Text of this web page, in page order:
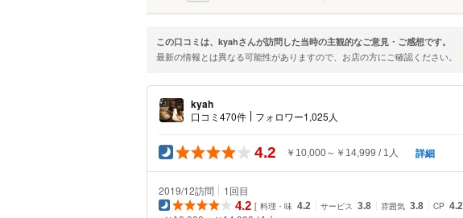
この口コミは、kyahさんが訪問した当時の主観的なご意見・ご感想です。
最新の情報とは異なる可能性がありますので、お店の方にご確認ください。
kyah
口コミ470件 フォロワー1,025人
4.2 ￥10,000～￥14,999 1人 詳細
2019/12訪問 1回目
4.2
料理・味 4.2 サービス 3.8 雰囲気 3.8 CP 4.2